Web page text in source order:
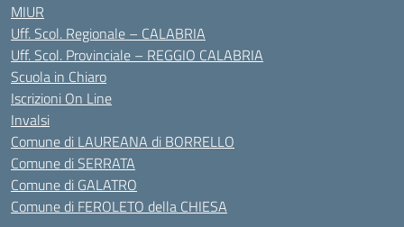
MIUR
Uff. Scol. Regionale – CALABRIA
Uff. Scol. Provinciale – REGGIO CALABRIA
Scuola in Chiaro
Iscrizioni On Line
Invalsi
Comune di LAUREANA di BORRELLO
Comune di SERRATA
Comune di GALATRO
Comune di FEROLETO della CHIESA